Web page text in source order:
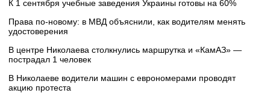
К 1 сентября учебные заведения Украины готовы на 60%
Права по-новому: в МВД объяснили, как водителям менять
удостоверения
В центре Николаева столкнулись маршрутка и «КамАЗ» —
пострадал 1 человек
В Николаеве водители машин с еврономерами проводят
акцию протеста